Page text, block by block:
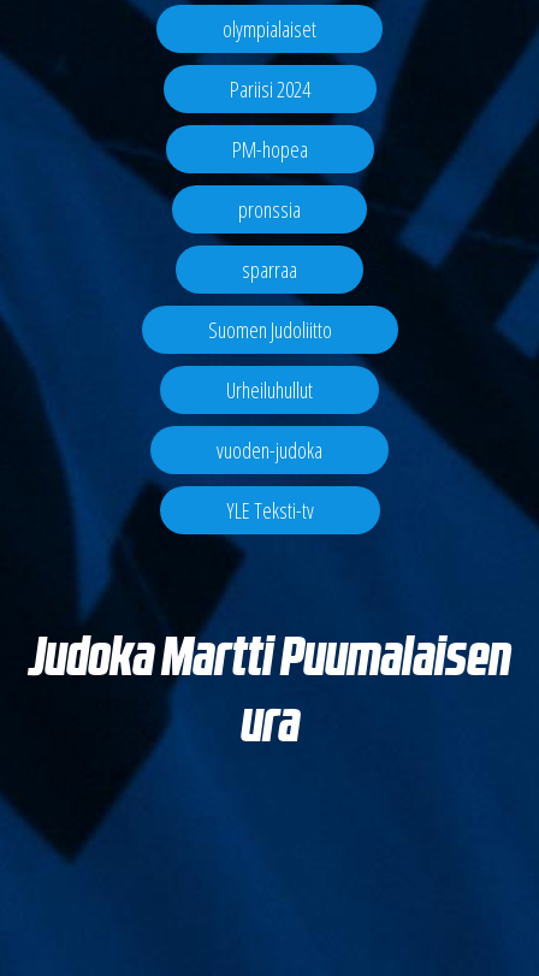
olympialaiset
Pariisi 2024
PM-hopea
pronssia
sparraa
Suomen Judoliitto
Urheiluhullut
vuoden-judoka
YLE Teksti-tv
Judoka Martti Puumalaisen
ura